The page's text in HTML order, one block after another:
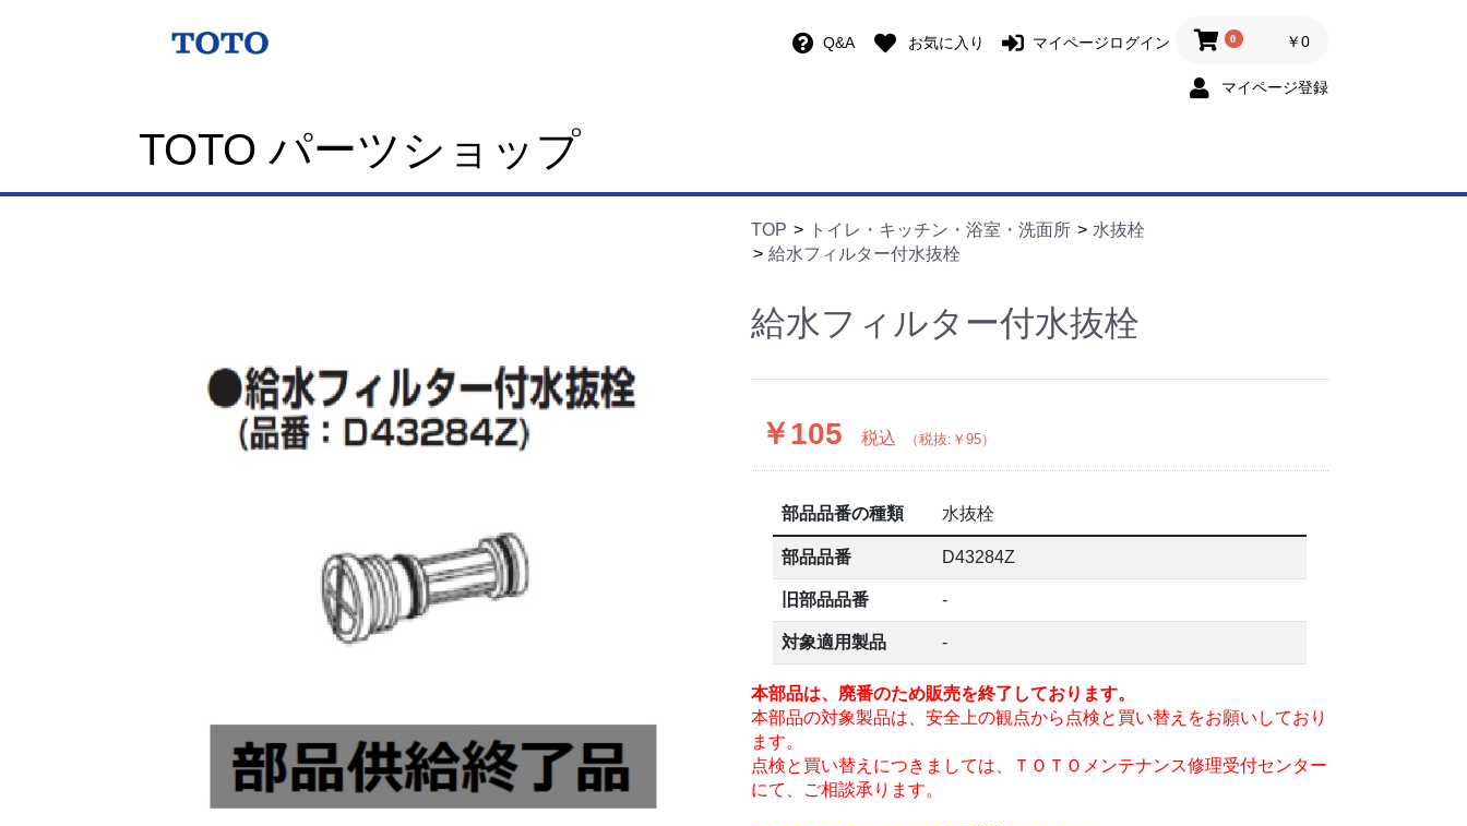
Q&A お気に入り マイページログイン 0 ￥0
マイページ登録
TOTO パーツショップ
TOP トイレ・キッチン・浴室・洗面所
水抜栓
給水フィルター付水抜栓
給水フィルター付水抜栓
￥105 税込 （税抜:￥95）
部品品番の種類 水抜栓
部品品番 D43284Z
旧部品品番 -
対象適用製品 -
本部品は、廃番のため販売を終了しております。
本部品の対象製品は、安全上の観点から点検と買い替えをお願いしており
ます。
点検と買い替えにつきましては、ＴＯＴＯメンテナンス修理受付センター
にて、ご相談承ります。